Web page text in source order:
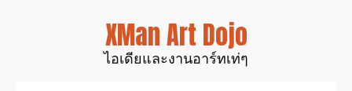
XMan Art Dojo
ไอเดียและงานอาร์ทเท่ๆ